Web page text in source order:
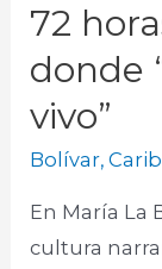
72
donde
vivo”
Bolívar,
En María La
cultura